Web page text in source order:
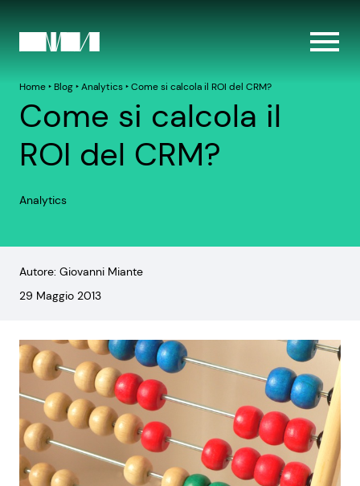
Home‣ Blog‣Analytics‣Come si calcola il ROI del CRM?
Come si calcola il
ROI del CRM?
Analytics
Autore: Giovanni Miante
29 Maggio 2013